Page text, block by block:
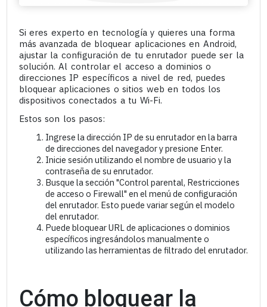
Si eres experto en tecnología y quieres una forma
más avanzada de bloquear aplicaciones en Android,
ajustar la configuración de tu enrutador puede ser la
solución. Al controlar el acceso a dominios o
direcciones IP específicos a nivel de red, puedes
bloquear aplicaciones o sitios web en todos los
dispositivos conectados a tu Wi-Fi.
Estos son los pasos:
Ingrese la dirección IP de su enrutador en la barra
de direcciones del navegador y presione Enter.
Inicie sesión utilizando el nombre de usuario y la
contraseña de su enrutador.
Busque la sección "Control parental, Restricciones
de acceso o Firewall" en el menú de configuración
del enrutador. Esto puede variar según el modelo
del enrutador.
Puede bloquear URL de aplicaciones o dominios
específicos ingresándolos manualmente o
utilizando las herramientas de filtrado del enrutador.
Cómo bloquear la